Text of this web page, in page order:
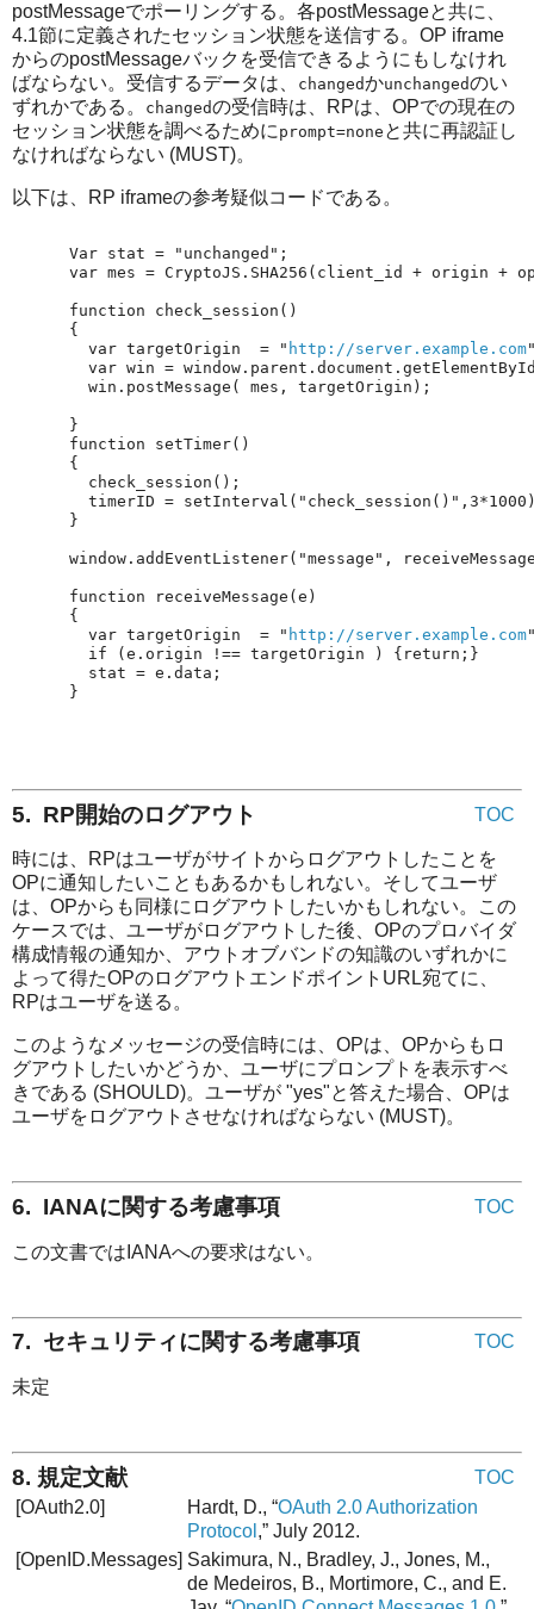
postMessageでポーリングする。各postMessageと共に、
4.1節に定義されたセッション状態を送信する。OP iframe
からのpostMessageバックを受信できるようにもしなけれ
ばならない。受信するデータは、
changedかunchangedのい
ずれかである。
changedの受信時は、RPは、OPでの現在の
セッション状態を調べるために prompt=none と共に再認証し
なければならない (MUST)。
以下は、RP iframeの参考疑似コードである。
  var targetOrigin  = "
http://server.example.com
  var targetOrigin  = "
http://server.example.com
  if (e.origin !
TOC
5. RP開始のログアウト
時には、RPはユーザがサイトからログアウトしたことを
OPに通知したいこともあるかもしれない。そしてユーザ
は、OPからも同様にログアウトしたいかもしれない。この
ケースでは、ユーザがログアウトした後、OPのプロバイダ
構成情報の通知か、アウトオブバンドの知識のいずれかに
よって得たOPのログアウトエンドポイントURL宛てに、
RPはユーザを送る。
このようなメッセージの受信時には、OPは、OPからもロ
グアウトしたいかどうか、ユーザにプロンプ​​トを表示すべ
きである (SHOULD)。ユーザが "yes"と答えた場合、OPは
ユーザをログアウトさせなければならない (MUST)。
TOC
6. IANAに関する考慮事項
この文書ではIANAへの要求はない。
TOC
7. セキュリティに関する考慮事項
未定
TOC
8. 規定文献
[OAuth2.0] Hardt, D., “OAuth 2.0 Authorization
Protocol ,” July 2012.
[OpenID.Messages] Sakimura, N., Bradley, J., Jones, M.,
de Medeiros, B., Mortimore, C., and E.